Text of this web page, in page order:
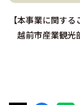
【本事業に関する
越前市産業観